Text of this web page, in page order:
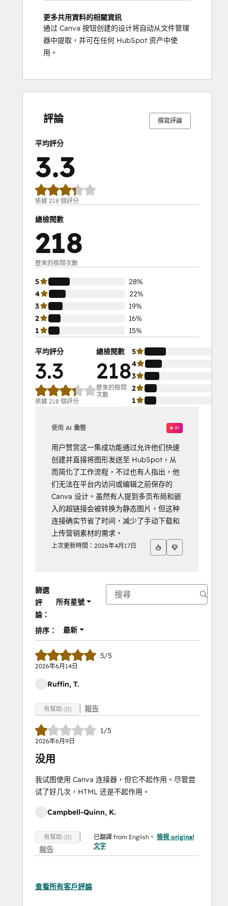
更多共用資料的相關資訊
通过 Canva 按钮创建的设计将自动从文件管理
器中提取，并可在任何 HubSpot 资产中使
用。
評論 撰寫評論
平均評分
3.3
依據 218 個評分
總檢閱數
218
歷來的檢閱次數
5
成
28%
4
成
22%
3
成
19%
2
成
16%
1
成
15%
平均評分
3.3
依據 218 個評分
總檢閱數
218
歷來的檢閱
次數
5
成
4
成
3
成
2
成
1
成
使用 AI 彙整 AI
用户赞赏这一集成功能通过允许他们快速
创建并直接将图形发送至 HubSpot，从
而简化了工作流程，不过也有人指出，他
们无法在平台内访问或编辑之前保存的
Canva 设计。虽然有人提到多页布局和嵌
入的超链接会被转换为静态图片，但这种
连接确实节省了时间，减少了手动下载和
上传营销素材的需求。
上次更新時間： 2026年4月17日
篩選
評
論：
所有星號
排序： 最新
5/5
2026年6月14日
Ruffin, T.
有幫助 (0) 報告
1/5
2026年6月9日
没用
我试图使用 Canva 连接器，但它不起作用。尽管尝
试了好几次，HTML 还是不起作用。
Campbell-Quinn, K.
有幫助 (0)
報告
已翻譯 from English。 檢視 original
文字
查看所有客戶評論